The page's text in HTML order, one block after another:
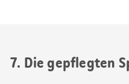
7. Die gepflegten